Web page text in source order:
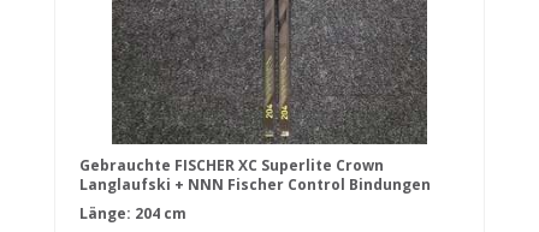
Gebrauchte FISCHER XC Superlite Crown
Langlaufski + NNN Fischer Control Bindungen
Länge: 204 cm